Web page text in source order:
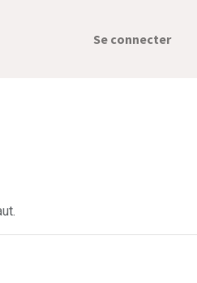
Se connecter